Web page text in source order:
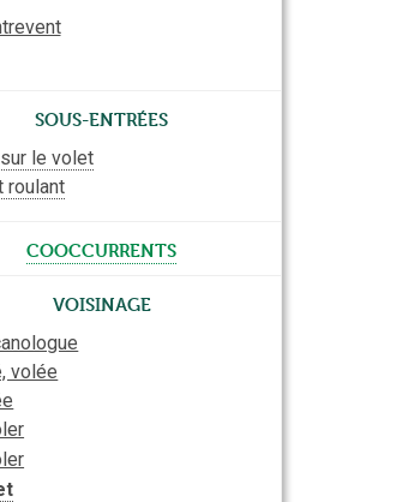
Sous-entrées
le volet
roulant
cooccurrents
Voisinage
volée